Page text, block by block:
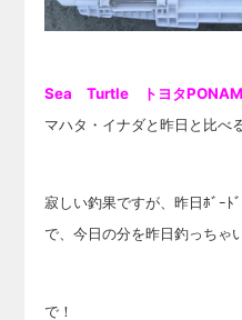
Sea Turtle トヨタ
マハタ・イナダと昨日と比べ
寂しい釣果ですが、昨日ﾎﾞｰﾄ
で、今日の分を昨日釣っちゃ
で！